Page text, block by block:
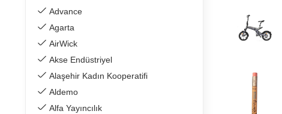
Advance
Agarta
AirWick
Akse Endüstriyel
Alaşehir Kadın Kooperatifi
Aldemo
Alfa Yayıncılık